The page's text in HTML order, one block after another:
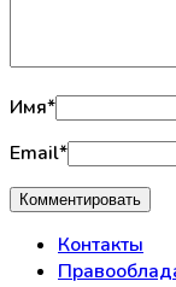
Имя*
Email*
Контакты